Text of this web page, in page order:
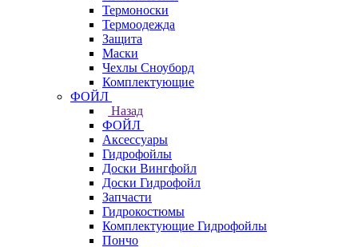
Термоноски
Термоодежда
Защита
Маски
Чехлы Сноуборд
Комплектующие
ФОЙЛ
Назад
ФОЙЛ
Аксессуары
Гидрофойлы
Доски Вингфойл
Доски Гидрофойл
Запчасти
Гидрокостюмы
Комплектующие Гидрофойлы
Пончо